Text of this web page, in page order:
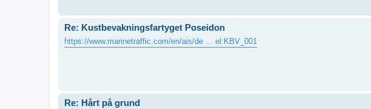
Re: Kustbevakningsfartyget Poseidon
https://www.marinetraffic.com/en/ais/de ... el:KBV_001
Re: Hårt på grund